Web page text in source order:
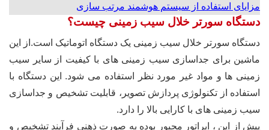
مزایای استفاده از سیستم هوشمند مرتب سازی
دستگاه سورتر خلال سیب زمینی چیست؟
دستگاه سورتر خلال سیب زمینی یک دستگاه اتوماتیک است.از این
ماشین برای جداسازی سیب زمینی های با کیفیت از سایر سیب
زمینی ها و مواد غیر مورد نظر استفاده می شود. این دستگاه با
استفاده از تکنولوژی پردازش تصویر، قابلیت تشخیص و جداسازی
سیب زمینی های با کارایی بالا را دارد.
پیش از این ، اپراتور مجبور بوده به صورت ذهنی فرآیند تشخیص و